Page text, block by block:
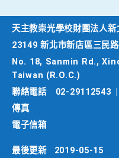
天主教崇光學校財團法人
23149 新北市新店區三民
No. 18, Sanmin Rd.,
Taiwan (R.O.C.)
聯絡電話
02-29112543
傳真
電子信箱
最後更新 2019-05-15